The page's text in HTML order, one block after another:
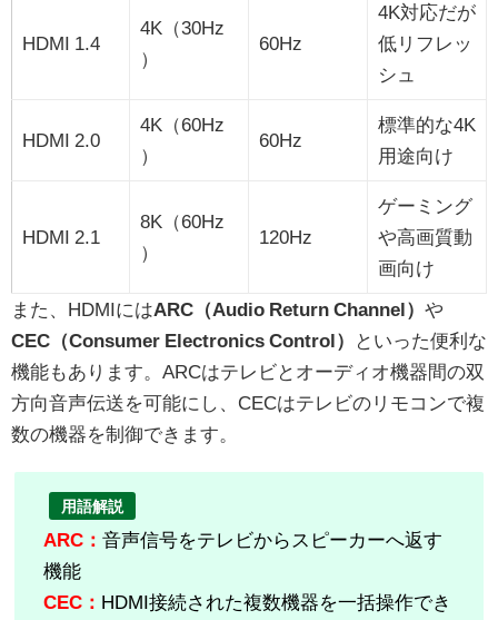
HDMI 1.4
4K（30Hz
）
60Hz
4K対応だが
低リフレッ
シュ
HDMI 2.0
4K（60Hz
）
60Hz
標準的な4K
用途向け
HDMI 2.1
8K（60Hz
）
120Hz
ゲーミング
や高画質動
画向け
また、HDMIにはARC（Audio Return Channel） や
CEC（Consumer Electronics Control）
といった便利な
機能もあります。ARCはテレビとオーディオ機器間の双
方向音声伝送を可能にし、CECはテレビのリモコンで複
数の機器を制御できます。
用語解説
ARC： 音声信号をテレビからスピーカーへ返す
機能
CEC： HDMI接続された複数機器を一括操作でき